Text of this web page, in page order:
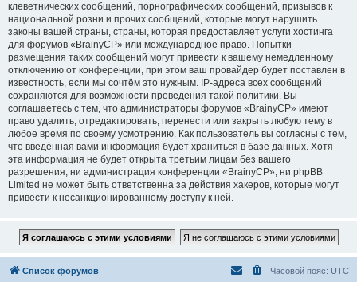
клеветнических сообщений, порнографических сообщений, призывов к
национальной розни и прочих сообщений, которые могут нарушить
законы вашей страны, страны, которая предоставляет услуги хостинга
для форумов «BrainyCP» или международное право. Попытки
размещения таких сообщений могут привести к вашему немедленному
отключению от конференции, при этом ваш провайдер будет поставлен в
известность, если мы сочтём это нужным. IP-адреса всех сообщений
сохраняются для возможности проведения такой политики. Вы
соглашаетесь с тем, что администраторы форумов «BrainyCP» имеют
право удалить, отредактировать, перенести или закрыть любую тему в
любое время по своему усмотрению. Как пользователь вы согласны с тем,
что введённая вами информация будет храниться в базе данных. Хотя
эта информация не будет открыта третьим лицам без вашего
разрешения, ни администрация конференции «BrainyCP», ни phpBB
Limited не может быть ответственна за действия хакеров, которые могут
привести к несанкционированному доступу к ней.
Список форумов Часовой пояс: UTC